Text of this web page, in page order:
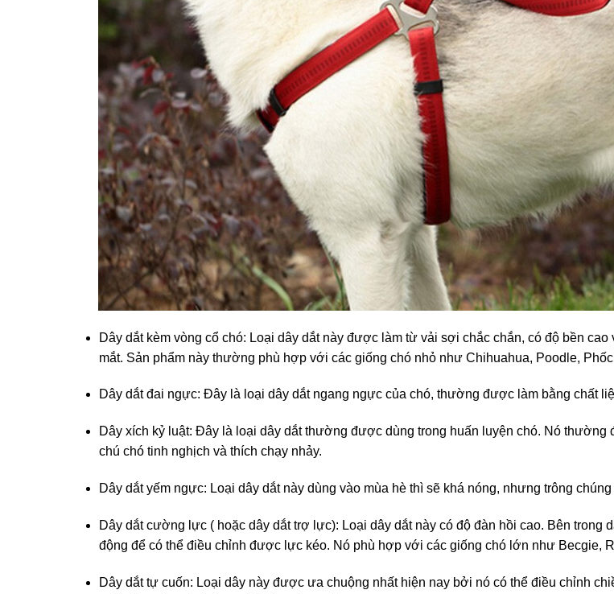
Dây dắt kèm vòng cổ chó: Loại dây dắt này được làm từ vải sợi chắc chắn, có độ bền cao
mắt. Sản phẩm này thường phù hợp với các giống chó nhỏ như Chihuahua, Poodle,
Dây dắt đai ngực: Đây là loại dây dắt ngang ngực của chó, thường được làm bằng chất
Dây xích kỷ luật: Đây là loại dây dắt thường được dùng trong huấn luyện chó. Nó thường
chú chó tinh nghịch và thích chạy nhảy.
Dây dắt yếm ngực: Loại dây dắt này dùng vào mùa hè thì sẽ khá nóng, nhưng trông
Dây dắt cường lực ( hoặc dây dắt trợ lực): Loại dây dắt này có độ đàn hồi cao. Bên trong
động để có thể điều chỉnh được lực kéo. Nó phù hợp với các giống chó lớn như Becgie,
Dây dắt tự cuốn: Loại dây này được ưa chuộng nhất hiện nay bởi nó có thể điều chỉnh